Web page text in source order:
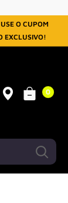
O CUPOM
EXCLUSIVO!
0